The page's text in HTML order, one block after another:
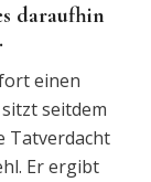
daraufhin
einen
seitdem
Tatverdacht
Er ergibt